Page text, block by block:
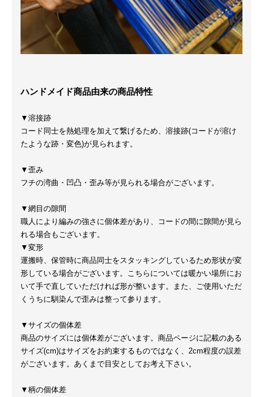
ハンドメイド商品由来の商品特性
▼溶接跡
コード同士を熱処理を加えて繋げるため、溶接跡(コードが溶け
たような跡・変色)が見られます。
▼歪み
フチの湾曲・凹凸・歪み等が見られる場合がございます。
▼網目の隙間
職人により編みの強さに個体差があり、コードの間に隙間が見ら
れる場合もございます。
▼変形
運搬時、保管時に商品同士をスタッキングしているため形状が変
形している場合がございます。こちらについては暖かい場所にお
いて手で直していただければ形が整います。また、ご使用いただ
くうちに馴染んで歪みは整って参ります。
▼サイズの個体差
商品のサイズには個体差がございます。商品ページに記載のある
サイズ(cm)はサイズをお約束するものではなく、2cm程度の誤差
がございます。あくまで目安としてお考え下さい。
▼柄の個体差